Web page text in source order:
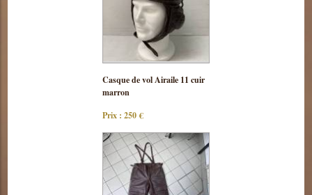
Consulter
Casque de vol Airaile 11 cuir
marron
Prix : 250 €